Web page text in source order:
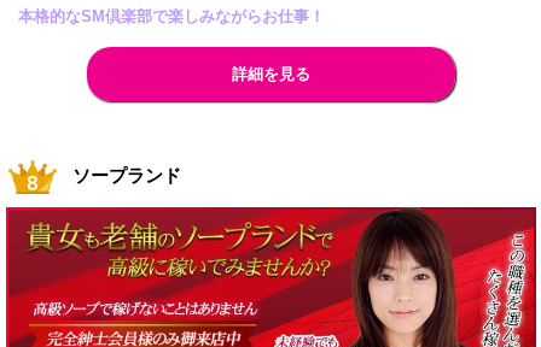
本格的なSM倶楽部で楽しみながらお仕事！
詳細を見る
ソープランド